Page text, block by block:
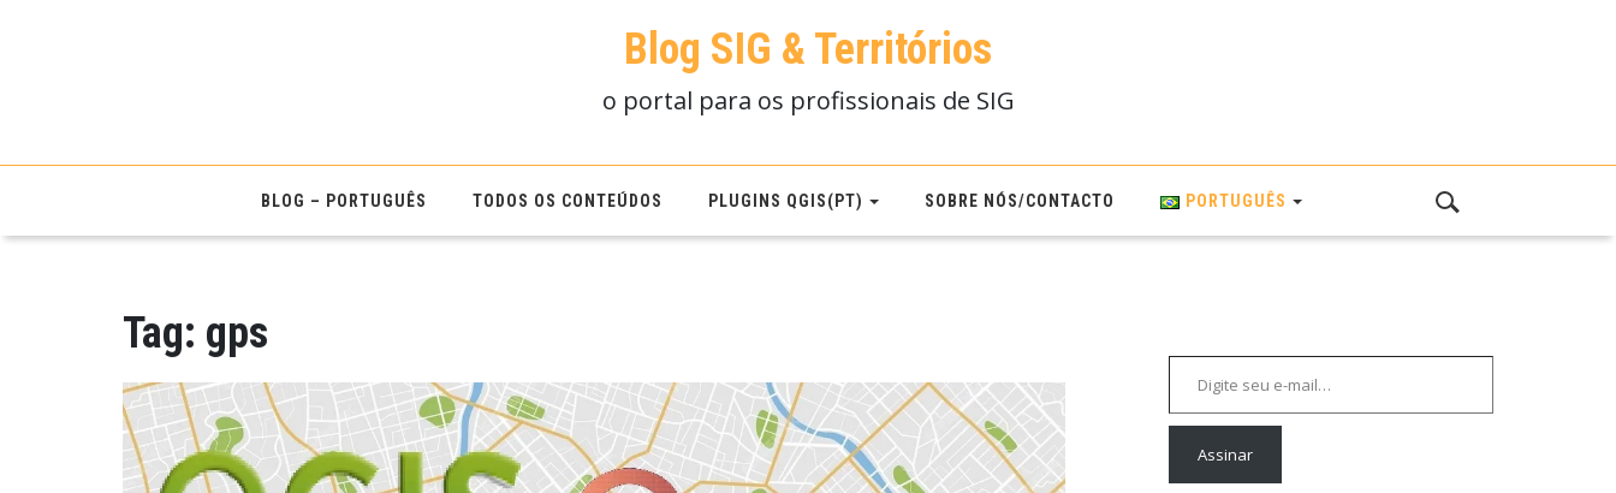
Blog SIG & Territórios
o portal para os profissionais de SIG
BLOG – PORTUGUÊS TODOS OS CONTEÚDOS PLUGINS QGIS(PT) SOBRE NÓS/CONTACTO PORTUGUÊS
Tag: gps Digite seu e-mail…
Assinar